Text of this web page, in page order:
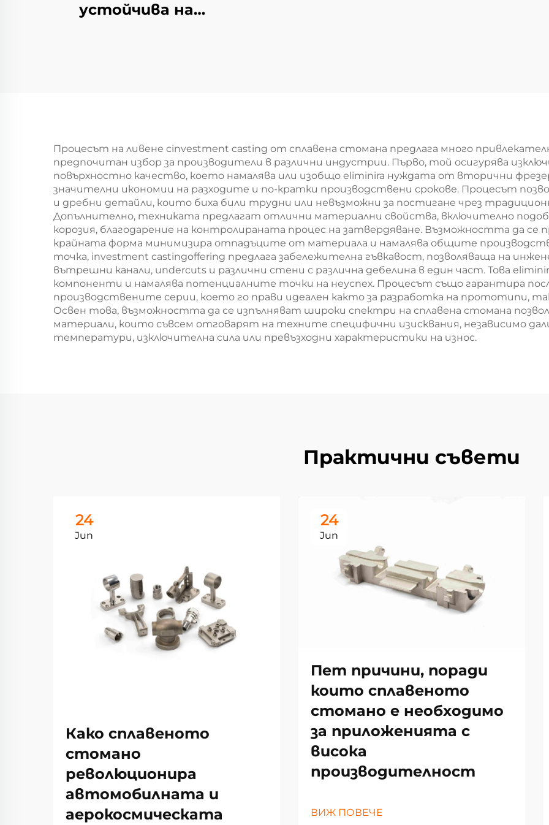
устойчива на
Процесът на ливене сinvestment casting от сплавена стомана предлага много
предпочитан избор за производители в различни индустрии. Първо, той осигурява
повърхностно качество, което намалява или изобщо eliminira нуждата от вторични
значителни икономии на разходите и по-кратки производствени срокове. Процесът
и дребни детайли, които биха били трудни или невъзможни за постигане чрез
Допълнително, техниката предлагат отлични материални свойства, включително
корозия, благодарение на контролираната процес на затвердяване. Възможността да
крайната форма минимизира отпадъците от материала и намалява общите
точка, investment castingoffering предлага забележителна гъвкавост, позволяваща на
вътрешни канали, undercuts и различни стени с различна дебелина в един част. Това
компоненти и намалява потенциалните точки на неуспех. Процесът също гарантира
производствените серии, което го прави идеален както за разработка на прототипи,
Освен това, възможността да се изпълняват широки спектри на сплавена стомана
материали, които съвсем отговарят на техните специфични изисквания, независимо
температури, изключителна сила или превъзходни характеристики на износ.
Практични съвети
24
Jun
Како сплавеното
стомано
революционира
автомобилната и
аерокосмическата
24
Jun
Пет причини, поради
които сплавеното
стомано е необходимо
за приложенията с
висока
производителност
ВИЖ ПОВЕЧЕ